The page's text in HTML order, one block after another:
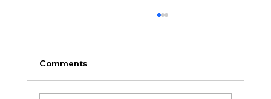
• 성만찬 오늘 예배중에 있습니다. 준비해 주신
부장님께 감사드립니다. • 북가주 남침례교 한인
교회 협의회 모임 8월 11일 화요일 오전 11시에
저희 교회에서 호스트 합니다. 목회자 40여명 식
Comments